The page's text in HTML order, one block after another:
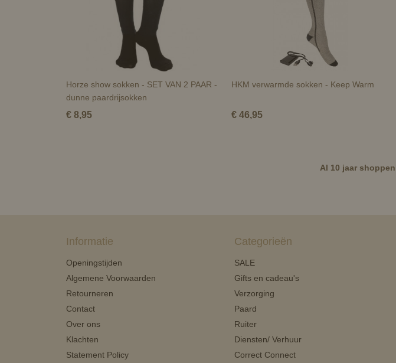
Horze show sokken - SET VAN 2 PAAR -
dunne paardrijsokken
€ 8,95
HKM verwarmde sokken - Keep Warm
€ 46,95
Al 10 jaar
Informatie
Openingstijden
Algemene Voorwaarden
Retourneren
Contact
Over ons
Klachten
Statement Policy
Categorieën
SALE
Gifts en cadeau's
Verzorging
Paard
Ruiter
Diensten/ Verhuur
Correct Connect